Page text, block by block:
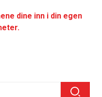
dine inn i din egen